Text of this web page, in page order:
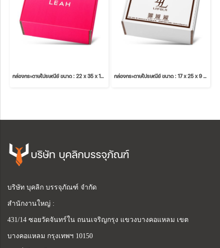
กล่องกระดาษไปรษณีย์ ขนาด : 22 x 35 x 14 cm. กล่องกระดาษไปรษณีย์ ขนาด : 17 x 25 x 9 cm.
บริษัท บุคลิกบรรจุภัณฑ์
บริษัท บุคลิก บรรจุภัณฑ์ จำกัด
สำนักงานใหญ่ :
431/14 ซอยวัดจันทร์ใน ถนนเจริญกรุง แขวงบางคอแหลม เขต
บางคอแหลม กรุงเทพฯ 10150